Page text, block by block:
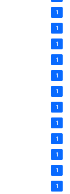
1
1
1
1
1
1
1
1
1
1
1
1